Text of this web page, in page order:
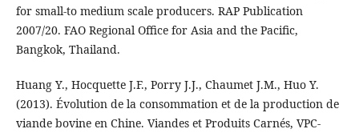
for small-to medium scale producers. RAP Publication
2007/20. FAO Regional Office for Asia and the Pacific,
Bangkok, Thailand.
Huang Y., Hocquette J.F., Porry J.J., Chaumet J.M., Huo Y.
(2013). Évolution de la consommation et de la production de
viande bovine en Chine. Viandes et Produits Carnés, VPC‐